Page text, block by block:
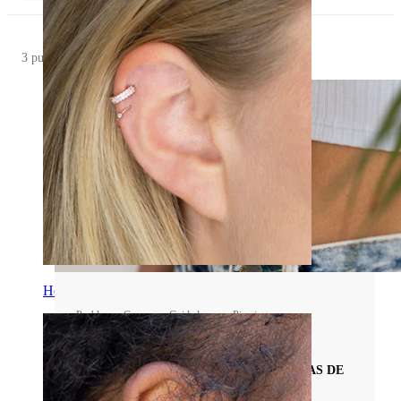
Helix
3 publicações
Problemas Comuns e Cuidados com Piercings
A CICATRIZAÇÃO DO PIERCING NO
UMBIGO: FASES, CRONOLOGIA E DICAS DE
ESPECIALISTAS